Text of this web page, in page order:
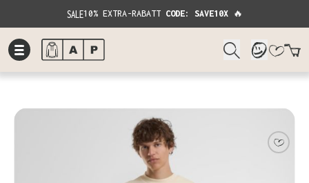
SALE10% EXTRA-RABATT CODE: SAVE10X🔥